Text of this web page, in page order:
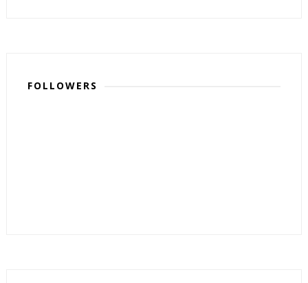
FOLLOWERS